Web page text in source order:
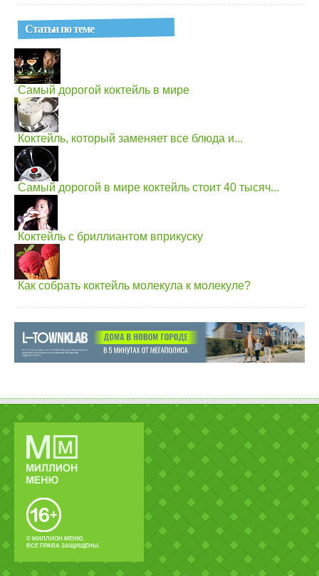
Статьи по теме
Самый дорогой коктейль в мире
Коктейль, который заменяет все блюда и...
Самый дорогой в мире коктейль стоит 40 тысяч...
Коктейль с бриллиантом вприкуску
Как собрать коктейль молекула к молекуле?
© МИЛЛИОН МЕНЮ.
ВСЕ ПРАВА ЗАЩИЩЕНЫ.